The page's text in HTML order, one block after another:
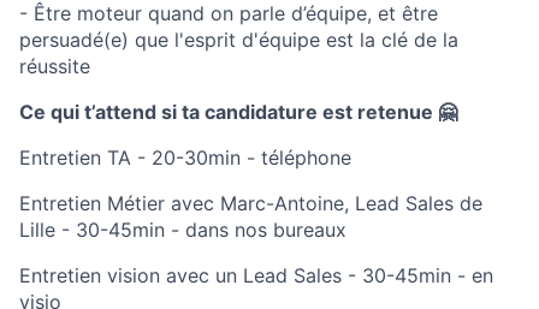
- Être moteur quand on parle d’équipe, et être
persuadé(e) que l'esprit d'équipe est la clé de la
réussite
Ce qui t’attend si ta candidature est retenue 🤗
Entretien TA - 20-30min - téléphone
Entretien Métier avec Marc-Antoine, Lead Sales de
Lille - 30-45min - dans nos bureaux
Entretien vision avec un Lead Sales - 30-45min - en
visio